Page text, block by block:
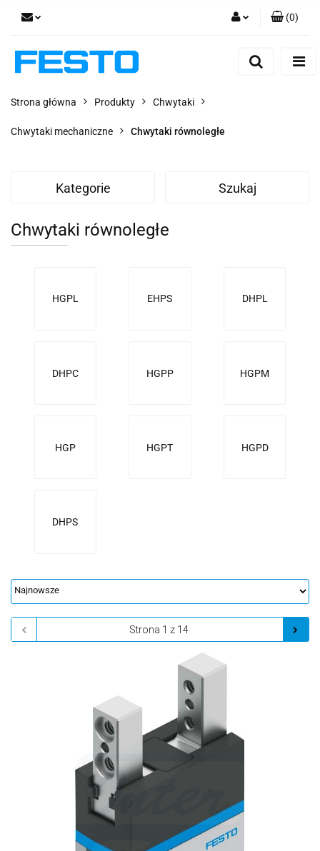
Dodaj zgłoszenie
(0)
Strona główna Produkty Chwytaki
Chwytaki mechaniczne Chwytaki równoległe
Kategorie Szukaj
Chwytaki równoległe
HGPL EHPS DHPL
DHPC HGPP HGPM
HGP HGPT HGPD
DHPS